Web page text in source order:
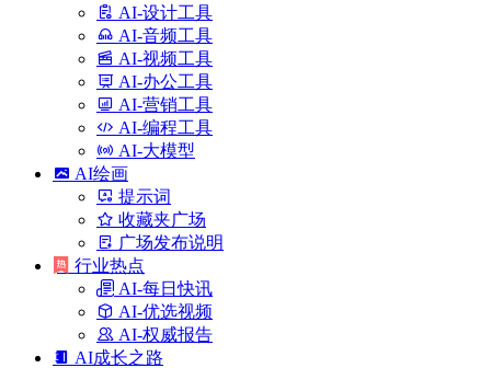
AI-设计工具
AI-音频工具
AI-视频工具
AI-办公工具
AI-营销工具
AI-编程工具
AI-大模型
AI绘画
提示词
收藏夹广场
广场发布说明
行业热点
AI-每日快讯
AI-优选视频
AI-权威报告
AI成长之路